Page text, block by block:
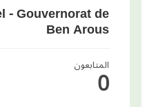
- Gouvernorat de
Ben Arous
المتابعون0